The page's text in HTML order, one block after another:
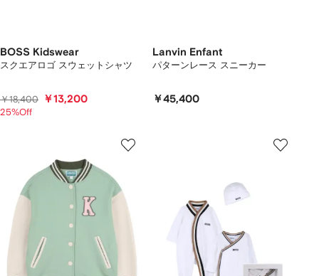
BOSS Kidswear
スクエアロゴ スウェットシャツ
￥18,400 ￥13,200
25%Off
Lanvin Enfant
パターンレース スニーカー
￥45,400